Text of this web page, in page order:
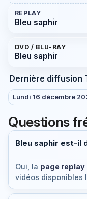
REPLAY
Bleu saphir
DVD / BLU-RAY
Bleu saphir
Dernière diffusion
Lundi 16 décembre
Questions
Bleu saphir est-il
Oui, la page replay
vidéos disponibles